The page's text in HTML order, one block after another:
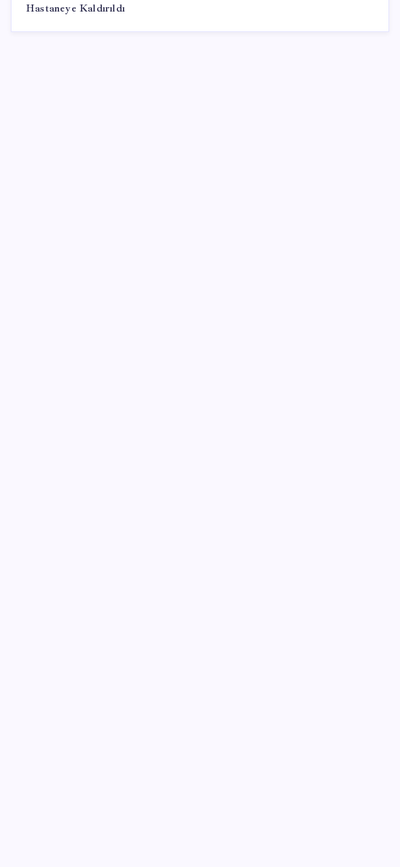
Hastaneye Kaldırıldı